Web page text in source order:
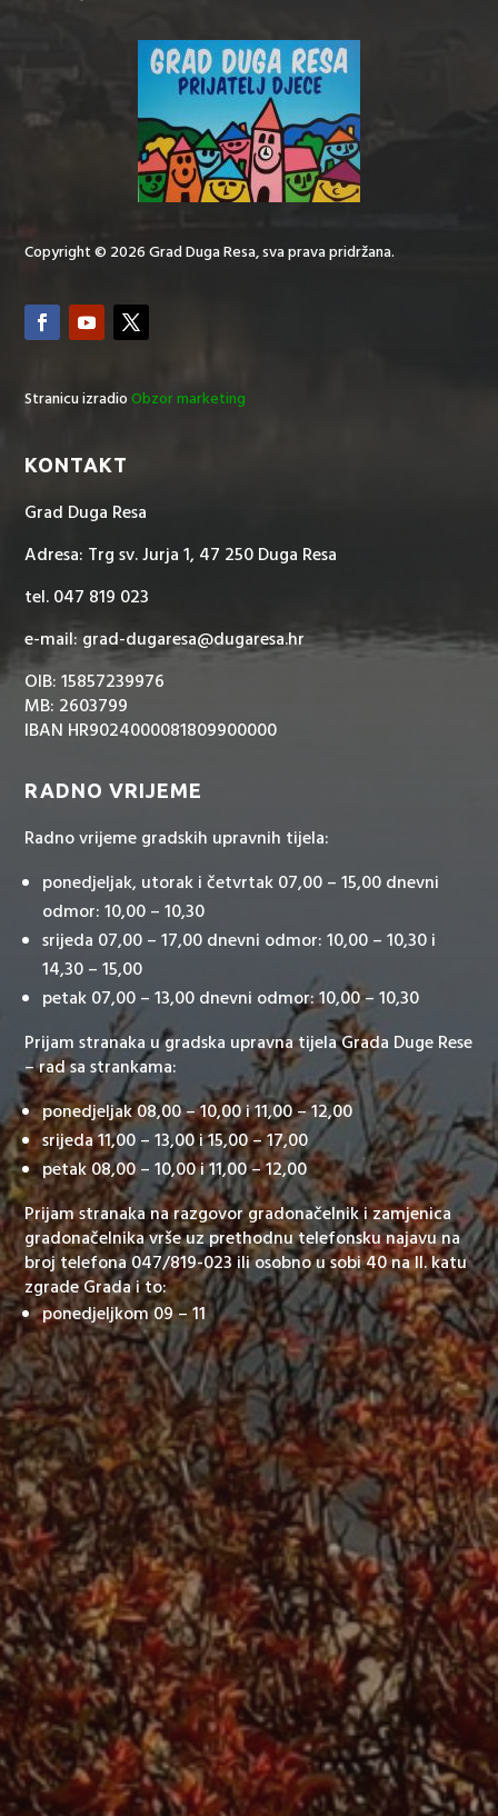
Copyright © 2026 Grad Duga Resa, sva prava pridržana.
Stranicu izradioObzor marketing
KONTAKT
Grad Duga Resa
Adresa: Trg sv. Jurja 1, 47 250 Duga Resa
tel. 047 819 023
e-mail: grad-dugaresa@dugaresa.hr
OIB: 15857239976
MB: 2603799
IBAN HR9024000081809900000
RADNO VRIJEME
Radno vrijeme gradskih upravnih tijela:
ponedjeljak, utorak i četvrtak 07,00 – 15,00 dnevni
odmor: 10,00 – 10,30
srijeda 07,00 – 17,00 dnevni odmor: 10,00 – 10,30 i
14,30 – 15,00
petak 07,00 – 13,00 dnevni odmor: 10,00 – 10,30
Prijam stranaka u gradska upravna tijela Grada Duge Rese
– rad sa strankama:
ponedjeljak 08,00 – 10,00 i 11,00 – 12,00
srijeda 11,00 – 13,00 i 15,00 – 17,00
petak 08,00 – 10,00 i 11,00 – 12,00
Prijam stranaka na razgovor gradonačelnik i zamjenica
gradonačelnika vrše uz prethodnu telefonsku najavu na
broj telefona 047/819-023 ili osobno u sobi 40 na II. katu
zgrade Grada i to:
ponedjeljkom 09 – 11